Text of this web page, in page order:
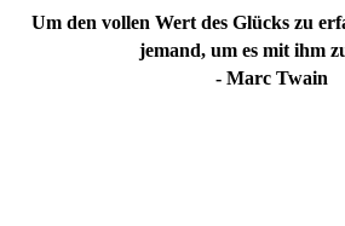
Um den vollen Wert des Glücks zu
jemand, um es mit ihm
- Marc Twain